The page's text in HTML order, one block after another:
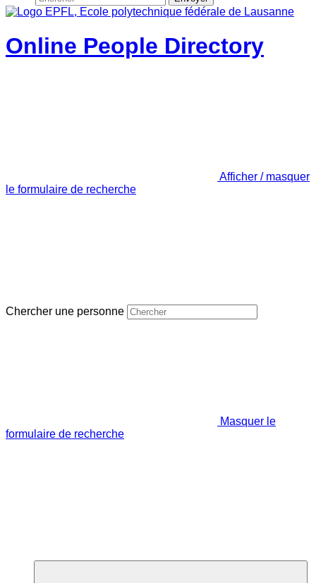
Online People Directory
Afficher / masquer
le formulaire de recherche
Chercher une personne
Masquer le
formulaire de recherche